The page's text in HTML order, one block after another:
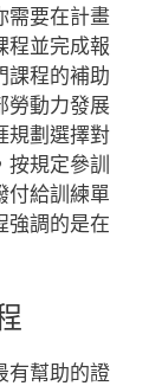
需要在計畫
程並完成報
課程的補助
勞動力發展
規劃選擇對
規定參訓
付給訓練單
強調的是在
有幫助的證